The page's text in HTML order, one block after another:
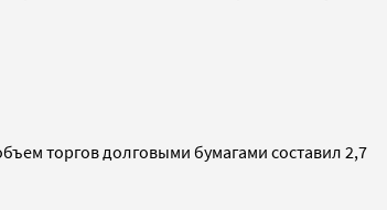
торгов долговыми бумагами составил 2,7